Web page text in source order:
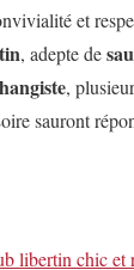
et
, adepte de
,
sauront
libertin chic et